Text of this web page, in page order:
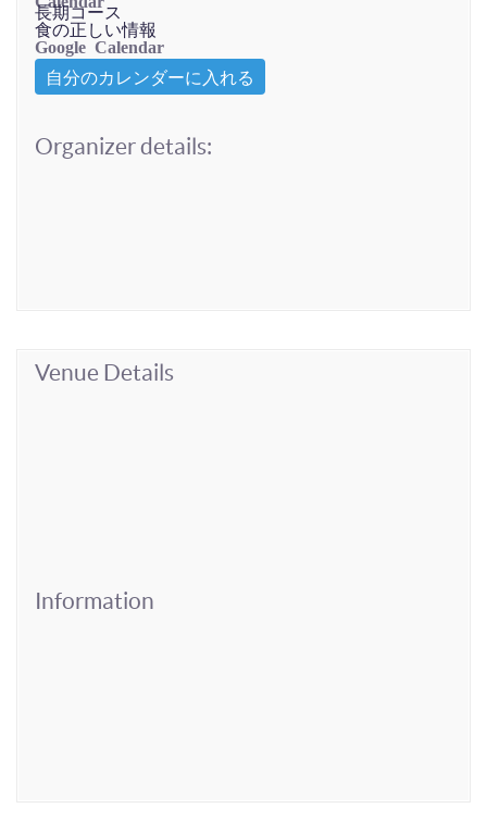
長期コース
食の正しい情報
Google Calendar
自分のカレンダーに入れる
Organizer details:
Venue Details
Information